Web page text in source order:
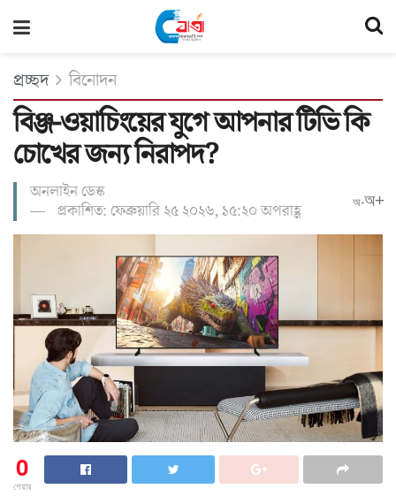
প্রচ্ছদ বিনোদন
বিঞ্জ-ওয়াচিংয়ের যুগে আপনার টিভি কি
চোখের জন্য নিরাপদ?
অনলাইন ডেস্ক
প্রকাশিত: ফেব্রুয়ারি ২৫ ২০২৬, ১৫:২০ অপরাহ্ণ
অ-অ+
0
শেয়ার